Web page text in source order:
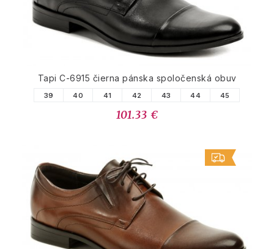
Tapi C-6915 čierna pánska spoločenská obuv
39 40 41 42 43 44 45
101.33 €